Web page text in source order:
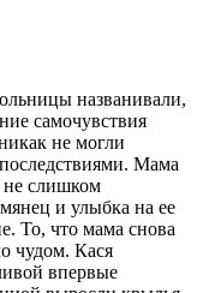
названивали,
самочувствия
не могли
Мама
не слишком
и улыбка на ее
То, что мама снова
чудом. Кася
впервые